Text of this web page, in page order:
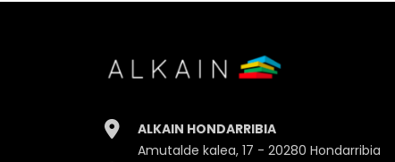
ALKAIN HONDARRIBIA
Amutalde kalea, 17 - 20280 Hondarribia